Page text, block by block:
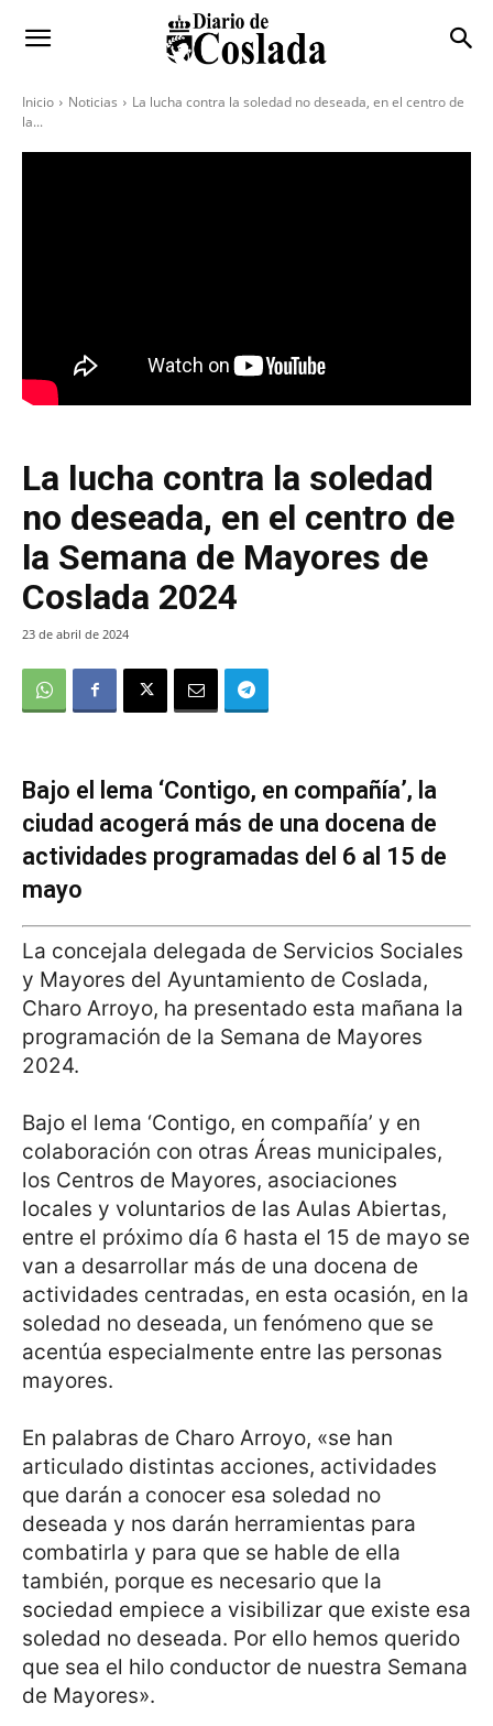
Inicio Noticias
La lucha contra la soledad no deseada, en el centro de
la...
La lucha contra la soledad
no deseada, en el centro de
la Semana de Mayores de
Coslada 2024
23 de abril de 2024
Bajo el lema ‘Contigo, en compañía’, la
ciudad acogerá más de una docena de
actividades programadas del 6 al 15 de
mayo
La concejala delegada de Servicios Sociales
y Mayores del Ayuntamiento de Coslada,
Charo Arroyo, ha presentado esta mañana la
programación de la Semana de Mayores
2024.
Bajo el lema ‘Contigo, en compañía’ y en
colaboración con otras Áreas municipales,
los Centros de Mayores, asociaciones
locales y voluntarios de las Aulas Abiertas,
entre el próximo día 6 hasta el 15 de mayo se
van a desarrollar más de una docena de
actividades centradas, en esta ocasión, en la
soledad no deseada, un fenómeno que se
acentúa especialmente entre las personas
mayores.
En palabras de Charo Arroyo, «se han
articulado distintas acciones, actividades
que darán a conocer esa soledad no
deseada y nos darán herramientas para
combatirla y para que se hable de ella
también, porque es necesario que la
sociedad empiece a visibilizar que existe esa
soledad no deseada. Por ello hemos querido
que sea el hilo conductor de nuestra Semana
de Mayores».